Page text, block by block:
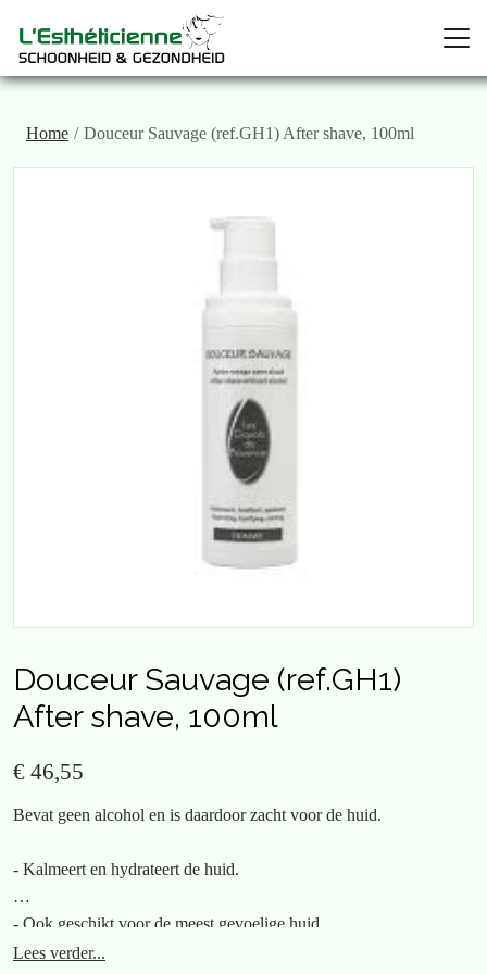
Home Douceur Sauvage (ref.GH1) After shave, 100ml
Douceur Sauvage (ref.GH1)
After shave, 100ml
€ 46,55
Bevat geen alcohol en is daardoor zacht voor de huid.
- Kalmeert en hydrateert de huid.
- Ook geschikt voor de meest gevoelige huid.
Lees verder...